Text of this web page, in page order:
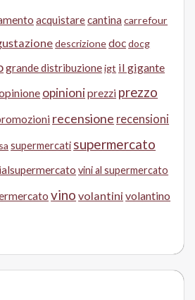
acquistarecantina carrefour
descrizionedocdocg
grande distribuzioneigt il gigante
opinioniprezzi prezzo
recensione recensioni
supermercati supermercato
vini al supermercato
vino volantini volantino